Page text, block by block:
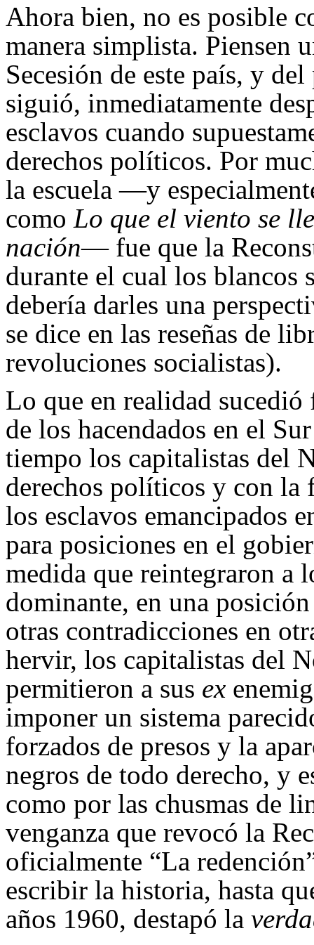
Ahora bien, no es posible
manera simplista. Piensen
Secesión de este país, y
siguió, inmediatamente
esclavos cuando
derechos políticos. Por
la escuela —y
como Lo que el viento se
nación— fue que la
durante el cual los
debería darles una
se dice en las reseñas de
revoluciones socialistas).
Lo que en realidad sucedió
de los hacendados en el
tiempo los capitalistas del
derechos políticos y con la
los esclavos emancipados
para posiciones en el
medida que reintegraron a
dominante, en una
otras contradicciones en
hervir, los capitalistas del
permitieron a sus ex
imponer un sistema
forzados de presos y la
negros de todo derecho, y
como por las chusmas de
venganza que revocó la
oficialmente “La
escribir la historia, hasta
años 1960, destapó la